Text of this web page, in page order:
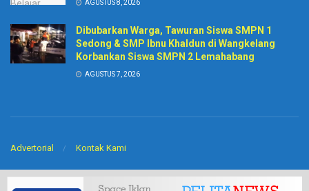
AGUSTUS 8, 2026
Dibubarkan Warga, Tawuran Siswa SMPN 1
Sedong & SMP Ibnu Khaldun di Wangkelang
Korbankan Siswa SMPN 2 Lemahabang
AGUSTUS 7, 2026
Advertorial Kontak Kami
PT. Sinar BIntang Intermedia. Developed byCV
Arkitech.